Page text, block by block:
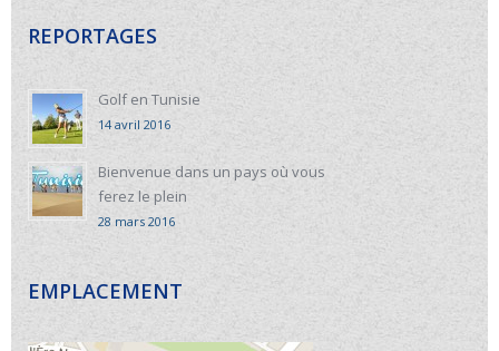
REPORTAGES
Golf en Tunisie
14 avril 2016
Bienvenue dans un pays où vous
ferez le plein
28 mars 2016
EMPLACEMENT